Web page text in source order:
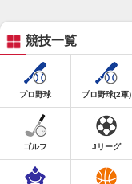
競技一覧
プロ野球 プロ野球(2軍)
ゴルフ Jリーグ